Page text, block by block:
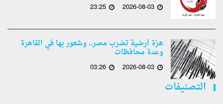
2026-08-03
23:25
هزة أرضية تضرب مصر.. وشعور بها في القاهرة
وعدة محافظات
2026-08-03
03:26
التصنيفات